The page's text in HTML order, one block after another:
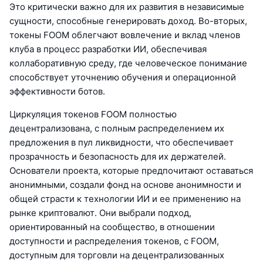
Это критически важно для их развития в независимые
сущности, способные генерировать доход. Во-вторых,
токены FOOM облегчают вовлечение и вклад членов
клуба в процесс разработки ИИ, обеспечивая
коллаборативную среду, где человеческое понимание
способствует уточнению обучения и операционной
эффективности ботов.
Циркуляция токенов FOOM полностью
децентрализована, с полным распределением их
предложения в пул ликвидности, что обеспечивает
прозрачность и безопасность для их держателей.
Основатели проекта, которые предпочитают оставаться
анонимными, создали фонд на основе анонимности и
общей страсти к технологии ИИ и ее применению на
рынке криптовалют. Они выбрали подход,
ориентированный на сообщество, в отношении
доступности и распределения токенов, с FOOM,
доступным для торговли на децентрализованных